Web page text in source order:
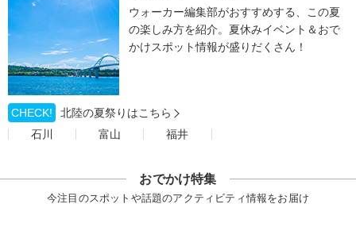
ウォーカー編集部がおすすめする、この夏
の楽しみ方を紹介。夏休みイベント＆おで
かけスポット情報が盛りだくさん！
CHECK!
北陸の夏祭りはこちら
石川
富山 福井
おでかけ特集
今注目のスポットや話題のアクティビティ情報をお届け